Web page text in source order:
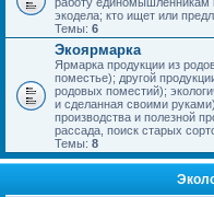
экодела; кто ищет или
Темы: 6
Экоярмарка
Ярмарка продукции из
поместье); другой
родовых поместий);
и сделанная своими
производства и полезной
рассада, поиск старых
Темы: 8